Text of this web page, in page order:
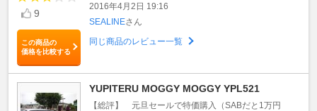
9
この商品の
価格を比較する
2016年4月2日 19:16
SEALINEさん
同じ商品のレビュー一覧
YUPITERU MOGGY MOGGY YPL521
【総評】 元旦セールで特価購入（SABだと1万円